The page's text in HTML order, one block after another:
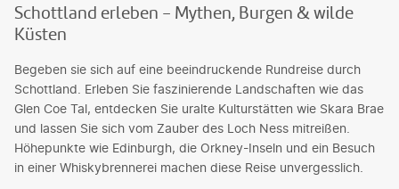
Schottland erleben - Mythen, Burgen & wilde
Küsten
Begeben sie sich auf eine beeindruckende Rundreise durch
Schottland. Erleben Sie faszinierende Landschaften wie das
Glen Coe Tal, entdecken Sie uralte Kulturstätten wie Skara Brae
und lassen Sie sich vom Zauber des Loch Ness mitreißen.
Höhepunkte wie Edinburgh, die Orkney-Inseln und ein Besuch
in einer Whiskybrennerei machen diese Reise unvergesslich.